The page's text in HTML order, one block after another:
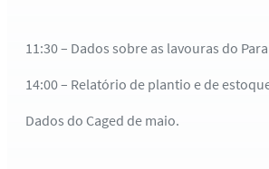
11:30 – Dados sobre as lavouras do
14:00 – Relatório de plantio e de
Dados do Caged de maio.